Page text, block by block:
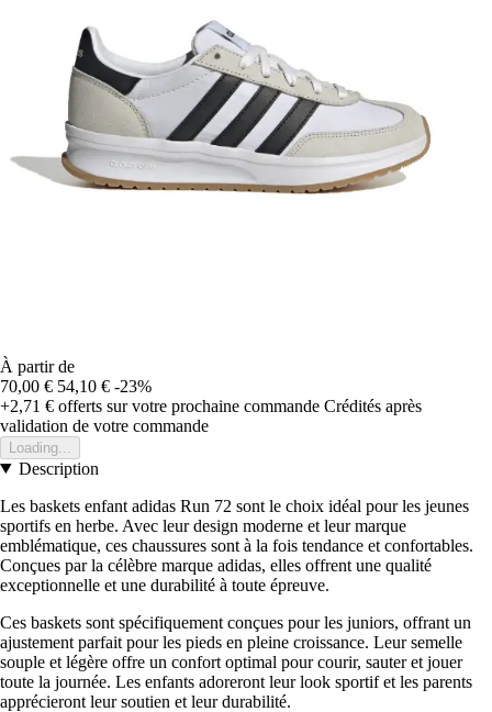
À partir de
70,00 € 54,10 € -23%
+2,71 € offerts sur votre prochaine commande Crédités après
validation de votre commande
Loading...
Description
Les baskets enfant adidas Run 72 sont le choix idéal pour les jeunes
sportifs en herbe. Avec leur design moderne et leur marque
emblématique, ces chaussures sont à la fois tendance et confortables.
Conçues par la célèbre marque adidas, elles offrent une qualité
exceptionnelle et une durabilité à toute épreuve.
Ces baskets sont spécifiquement conçues pour les juniors, offrant un
ajustement parfait pour les pieds en pleine croissance. Leur semelle
souple et légère offre un confort optimal pour courir, sauter et jouer
toute la journée. Les enfants adoreront leur look sportif et les parents
apprécieront leur soutien et leur durabilité.